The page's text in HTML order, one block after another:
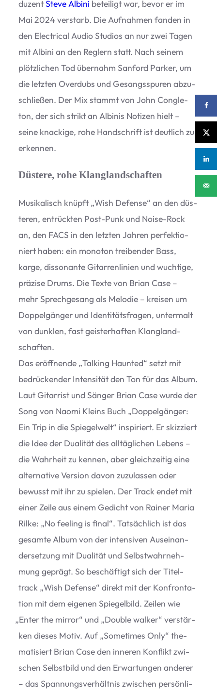
du­zentSteve Albini betei­ligt war, bevor er im
Mai 2024 ver­starb. Die Auf­nah­men fan­den in
den Elec­tri­cal Audio Stu­dios an nur zwei Tagen
mit Albini an den Reg­lern statt. Nach sei­nem
plötz­li­chen Tod über­nahm San­ford Par­ker, um
die letz­ten Over­dubs und Gesangs­spu­ren abzu­
schlie­ßen. Der Mix stammt von John Con­gle­
ton, der sich strikt an Albi­nis Noti­zen hielt –
seine kna­ckige, rohe Hand­schrift ist deut­lich zu
erkennen.
Düstere, rohe Klanglandschaften
Musi­ka­lisch knüpft „Wish Defense“ an den düs­
te­ren, ent­rück­ten Post-Punk und Noise-Rock
an, den FACS in den letz­ten Jah­ren per­fek­tio­
niert haben: ein mono­ton trei­ben­der Bass,
karge, dis­so­nante Gitar­ren­li­nien und wuch­tige,
prä­zise Drums. Die Texte von Brian Case –
mehr Sprech­ge­sang als Melo­die – krei­sen um
Dop­pel­gän­ger und Iden­ti­täts­fra­gen, unter­malt
von dunk­len, fast geis­ter­haf­ten Klang­land­
schaf­ten.
Das eröff­nende „Tal­king Haun­ted“ setzt mit
bedrü­cken­der Inten­si­tät den Ton für das Album.
Laut Gitar­rist und Sän­ger Brian Case wurde der
Song von Naomi Kleins Buch „Dop­pel­gän­ger:
Ein Trip in die Spie­gel­welt“ inspi­riert. Er skiz­ziert
die Idee der Dua­li­tät des all­täg­li­chen Lebens –
die Wahr­heit zu ken­nen, aber gleich­zei­tig eine
alter­na­tive Ver­sion davon zuzu­las­sen oder
bewusst mit ihr zu spie­len. Der Track endet mit
einer Zeile aus einem Gedicht von Rai­ner Maria
Rilke: „No fee­ling is final“. Tat­säch­lich ist das
gesamte Album von der inten­si­ven Aus­ein­an­
der­set­zung mit Dua­li­tät und Selbst­wahr­neh­
mung geprägt. So beschäf­tigt sich der Titel­
track „Wish Defense“ direkt mit der Kon­fron­ta­
tion mit dem eige­nen Spie­gel­bild. Zei­len wie
„Enter the mir­ror“ und „Dou­ble wal­ker“ ver­stär­
ken die­ses Motiv. Auf„Some­ti­mes Only“ the­
ma­ti­siert Brian Case den inne­ren Kon­flikt zwi­
schen Selbst­bild und den Erwar­tun­gen ande­rer
– das Span­nungs­ver­hält­nis zwi­schen per­sön­li­